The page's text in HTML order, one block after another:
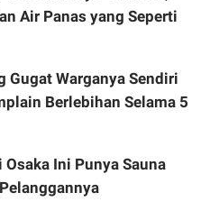
Air Panas yang Seperti
Gugat Warganya Sendiri
Berlebihan Selama 5
Ini Punya Sauna